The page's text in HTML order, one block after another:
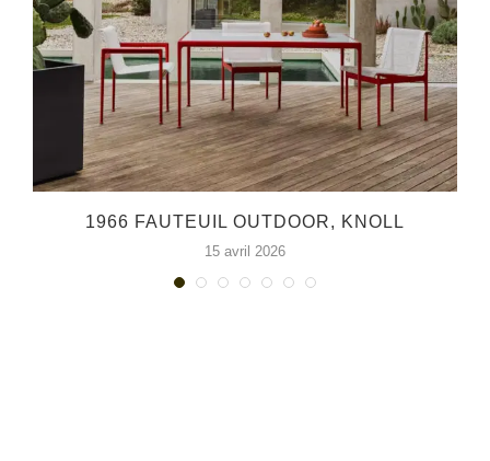
1966 FAUTEUIL OUTDOOR, KNOLL
15 avril 2026